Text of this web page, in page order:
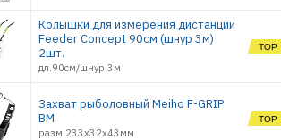
Колышки для измерения дистанции
Feeder Concept 90см (шнур 3м)
2шт.
дл.90см/шнур 3м
Захват рыболовный Meiho F-GRIP
BM
разм.233х32х43мм